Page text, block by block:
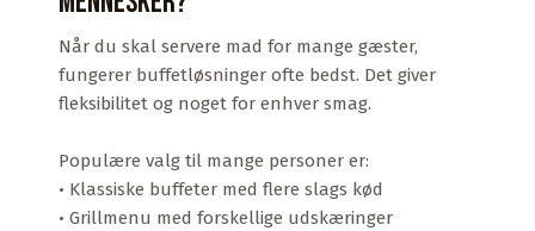
Når du skal servere mad for mange gæster,
fungerer buffetløsninger ofte bedst. Det giver
fleksibilitet og noget for enhver smag.
Populære valg til mange personer er:
• Klassiske buffeter med flere slags kød
• Grillmenu med forskellige udskæringer